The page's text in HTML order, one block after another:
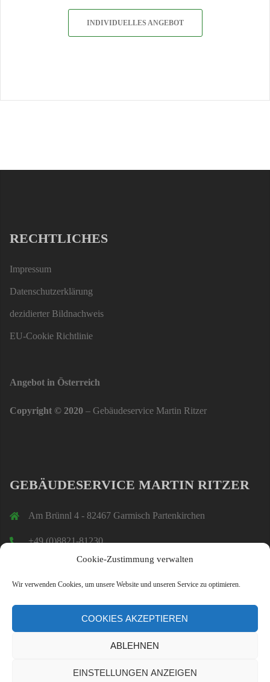
Cookie-Zustimmung verwalten
Wir verwenden Cookies, um unsere Website und unseren Service zu optimieren.
COOKIES AKZEPTIEREN
ABLEHNEN
EINSTELLUNGEN ANZEIGEN
INDIVIDUELLES ANGEBOT
RECHTLICHES
Impressum
Datenschutzerklärung
dezidierter Bildnachweis
EU-Cookie Richtlinie
Angebot in Österreich
Copyright © 2020 – Gebäudeservice Martin Ritzer
GEBÄUDESERVICE MARTIN RITZER
Am Brünnl 4 - 82467 Garmisch Partenkirchen
+49 (0)8821-81230